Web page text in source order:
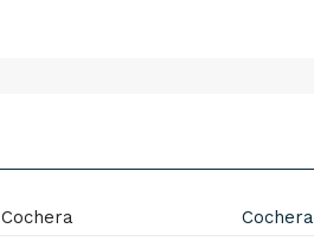
Cochera
Cochera